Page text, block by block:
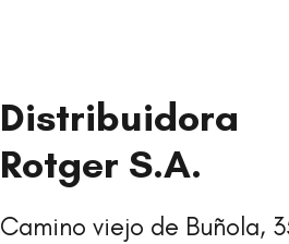
Distribuidora
Rotger S.A.
Camino viejo de Buñola,